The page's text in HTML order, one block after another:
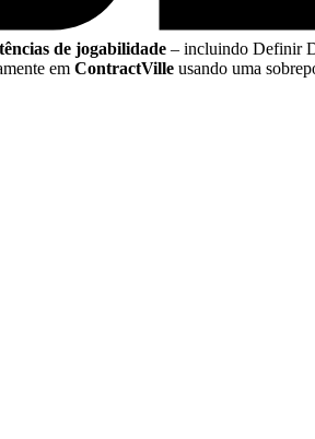
de jogabilidade – incluindo Definir
em ContractVille usando uma